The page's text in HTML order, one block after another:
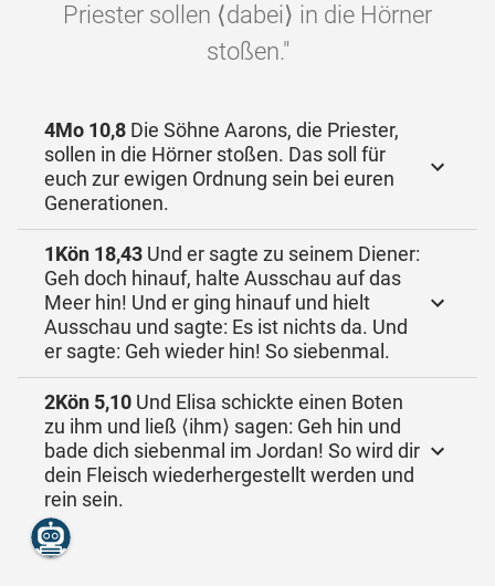
Priester sollen ⟨dabei⟩ in die Hörner
stoßen."
4Mo 10,8 Die Söhne Aarons, die Priester,
sollen in die Hörner stoßen. Das soll für
euch zur ewigen Ordnung sein bei euren
Generationen.
1Kön 18,43 Und er sagte zu seinem Diener:
Geh doch hinauf, halte Ausschau auf das
Meer hin! Und er ging hinauf und hielt
Ausschau und sagte: Es ist nichts da. Und
er sagte: Geh wieder hin! So siebenmal.
2Kön 5,10 Und Elisa schickte einen Boten
zu ihm und ließ ⟨ihm⟩ sagen: Geh hin und
bade dich siebenmal im Jordan! So wird dir
dein Fleisch wiederhergestellt werden und
rein sein.